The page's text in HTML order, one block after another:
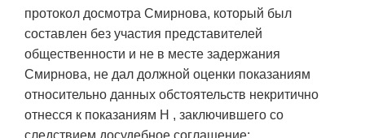
протокол досмотра Смирнова, который был
составлен без участия представителей
общественности и не в месте задержания
Смирнова, не дал должной оценки показаниям
относительно данных обстоятельств некритично
отнесся к показаниям Н , заключившего со
следствием досудебное соглашение;